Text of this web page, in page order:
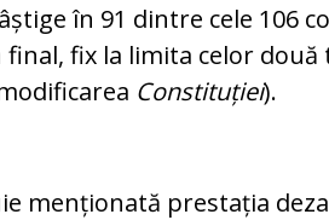
în 91 dintre cele 106
final, fix la limita celor
Constituției).
menționată prestația